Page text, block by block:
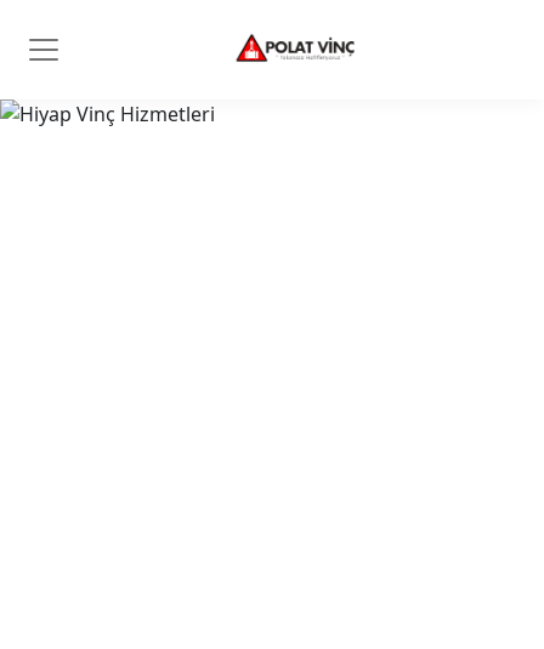
Polat Vinç